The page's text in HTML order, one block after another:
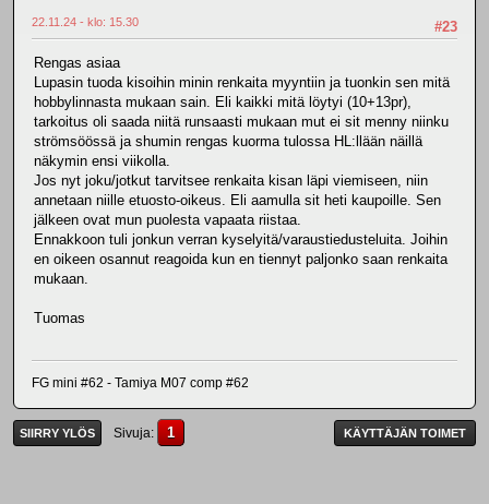
#23
22.11.24 - klo: 15.30
Rengas asiaa
Lupasin tuoda kisoihin minin renkaita myyntiin ja tuonkin sen mitä
hobbylinnasta mukaan sain. Eli kaikki mitä löytyi (10+13pr),
tarkoitus oli saada niitä runsaasti mukaan mut ei sit menny niinku
strömsöössä ja shumin rengas kuorma tulossa HL:llään näillä
näkymin ensi viikolla.
Jos nyt joku/jotkut tarvitsee renkaita kisan läpi viemiseen, niin
annetaan niille etuosto-oikeus. Eli aamulla sit heti kaupoille. Sen
jälkeen ovat mun puolesta vapaata riistaa.
Ennakkoon tuli jonkun verran kyselyitä/varaustiedusteluita. Joihin
en oikeen osannut reagoida kun en tiennyt paljonko saan renkaita
mukaan.
Tuomas
FG mini #62 - Tamiya M07 comp #62
SIIRRY YLÖS Sivuja 1 KÄYTTÄJÄN TOIMET